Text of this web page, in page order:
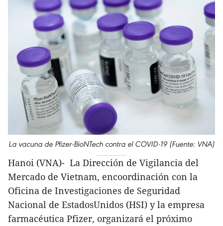
La vacuna de Pfizer-BioNTech contra el COVID-19 (Fuente: VNA)
Hanoi (VNA)- La Dirección de Vigilancia del
Mercado de Vietnam, encoordinación con la
Oficina de Investigaciones de Seguridad
Nacional de EstadosUnidos (HSI) y la empresa
farmacéutica Pfizer, organizará el próximo